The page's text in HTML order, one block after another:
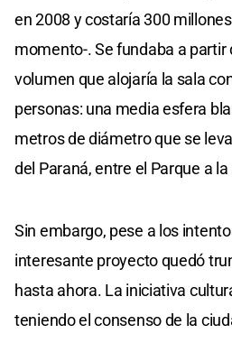
en 2008 y costaría 300
momento-. Se fundaba a partir
volumen que alojaría la sala
personas: una media esfera
metros de diámetro que se
del Paraná, entre el Parque a
Sin embargo, pese a los
interesante proyecto quedó
hasta ahora. La iniciativa
teniendo el consenso de la